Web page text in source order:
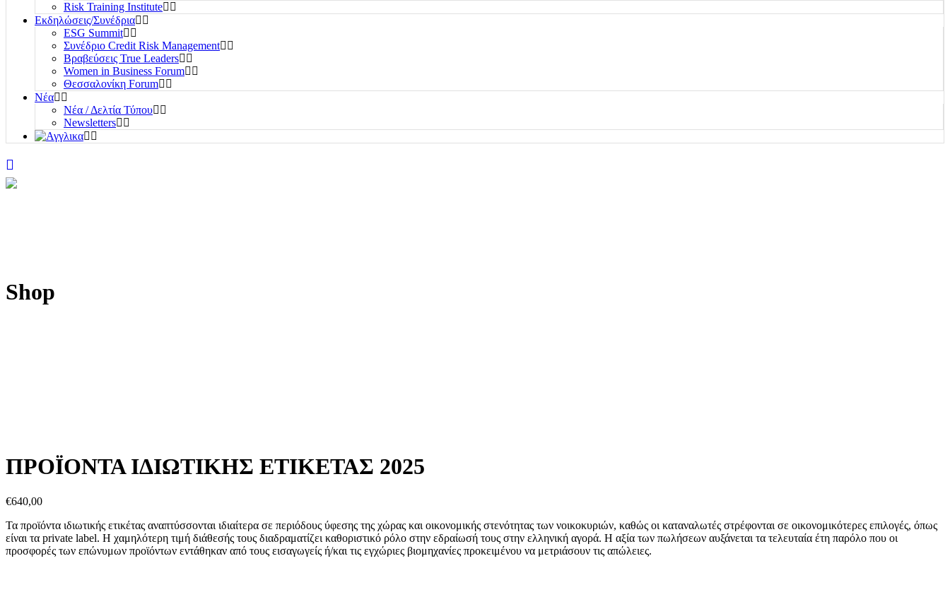
Risk Training Institute
Εκδηλώσεις/Συνέδρια
ESG Summit
Συνέδριο Credit Risk Management
Βραβεύσεις True Leaders
Women in Business Forum
Θεσσαλονίκη Forum
Νέα
Νέα / Δελτία Τύπου
Newsletters
Shop
ΠΡΟΪΟΝΤΑ ΙΔΙΩΤΙΚΗΣ ΕΤΙΚΕΤΑΣ 2025
€640,00
Τα προϊόντα ιδιωτικής ετικέτας αναπτύσσονται ιδιαίτερα σε περιόδους ύφεσης της χώρας και οικονομικής στενότητας των νοικοκυριών, καθώς οι καταναλωτές στρέφονται σε οικονομικότερες επιλογές, όπως
είναι τα private label. Η χαμηλότερη τιμή διάθεσής τους διαδραματίζει καθοριστικό ρόλο στην εδραίωσή τους στην ελληνική αγορά. Η αξία των πωλήσεων αυξάνεται τα τελευταία έτη παρόλο που οι
προσφορές των επώνυμων προϊόντων εντάθηκαν από τους εισαγωγείς ή/και τις εγχώριες βιομηχανίες προκειμένου να μετριάσουν τις απώλειες.